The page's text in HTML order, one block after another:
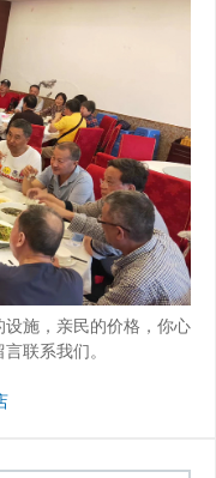
施，亲民的价格，你心
联系我们。